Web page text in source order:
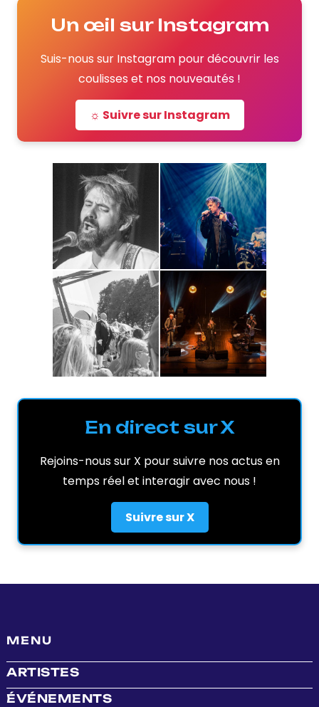
Un œil sur Instagram
Suis-nous sur Instagram pour découvrir les
coulisses et nos nouveautés !
☼ Suivre sur Instagram
En direct sur X
Rejoins-nous sur X pour suivre nos actus en
temps réel et interagir avec nous !
Suivre sur X
MENU
ARTISTES
ÉVÉNEMENTS